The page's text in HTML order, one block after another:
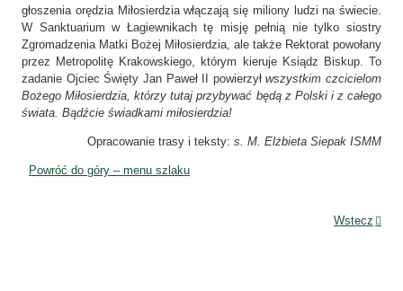
głoszenia orędzia Miłosierdzia włączają się miliony ludzi na świecie.
W Sanktuarium w Łagiewnikach tę misję pełnią nie tylko siostry
Zgromadzenia Matki Bożej Miłosierdzia, ale także Rektorat powołany
przez Metropolitę Krakowskiego, którym kieruje Ksiądz Biskup. To
zadanie Ojciec Święty Jan Paweł II powierzyłwszystkim czcicielom
Bożego Miłosierdzia, którzy tutaj przybywać będą z Polski i z całego
świata. Bądźcie świadkami miłosierdzia!
Opracowanie trasy i teksty: s. M. Elżbieta Siepak ISMM
Powróć do góry – menu szlaku
Wstecz